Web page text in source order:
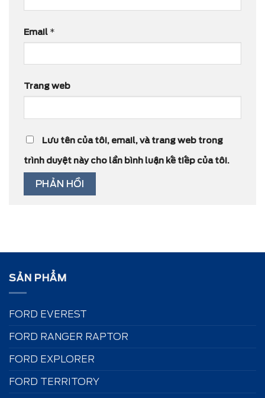
Email *
Trang web
Lưu tên của tôi, email, và trang web trong
trình duyệt này cho lần bình luận kế tiếp của tôi.
SẢN PHẨM
FORD EVEREST
FORD RANGER RAPTOR
FORD EXPLORER
FORD TERRITORY